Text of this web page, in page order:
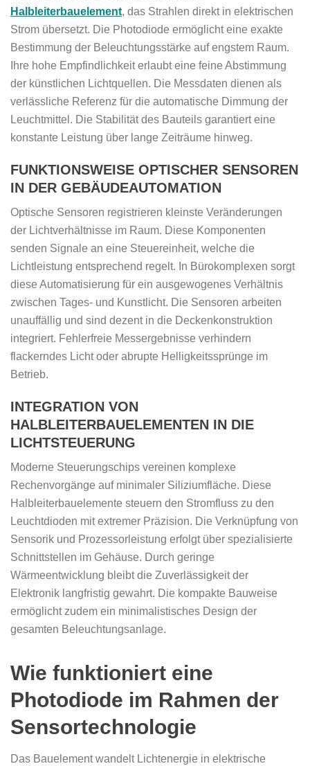
Halbleiterbauelement, das Strahlen direkt in elektrischen
Strom übersetzt. Die Photodiode ermöglicht eine exakte
Bestimmung der Beleuchtungsstärke auf engstem Raum.
Ihre hohe Empfindlichkeit erlaubt eine feine Abstimmung
der künstlichen Lichtquellen. Die Messdaten dienen als
verlässliche Referenz für die automatische Dimmung der
Leuchtmittel. Die Stabilität des Bauteils garantiert eine
konstante Leistung über lange Zeiträume hinweg.
FUNKTIONSWEISE OPTISCHER SENSOREN
IN DER GEBÄUDEAUTOMATION
Optische Sensoren registrieren kleinste Veränderungen
der Lichtverhältnisse im Raum. Diese Komponenten
senden Signale an eine Steuereinheit, welche die
Lichtleistung entsprechend regelt. In Bürokomplexen sorgt
diese Automatisierung für ein ausgewogenes Verhältnis
zwischen Tages- und Kunstlicht. Die Sensoren arbeiten
unauffällig und sind dezent in die Deckenkonstruktion
integriert. Fehlerfreie Messergebnisse verhindern
flackerndes Licht oder abrupte Helligkeitssprünge im
Betrieb.
INTEGRATION VON
HALBLEITERBAUELEMENTEN IN DIE
LICHTSTEUERUNG
Moderne Steuerungschips vereinen komplexe
Rechenvorgänge auf minimaler Siliziumfläche. Diese
Halbleiterbauelemente steuern den Stromfluss zu den
Leuchtdioden mit extremer Präzision. Die Verknüpfung von
Sensorik und Prozessorleistung erfolgt über spezialisierte
Schnittstellen im Gehäuse. Durch geringe
Wärmeentwicklung bleibt die Zuverlässigkeit der
Elektronik langfristig gewahrt. Die kompakte Bauweise
ermöglicht zudem ein minimalistisches Design der
gesamten Beleuchtungsanlage.
Wie funktioniert eine
Photodiode im Rahmen der
Sensortechnologie
Das Bauelement wandelt Lichtenergie in elektrische